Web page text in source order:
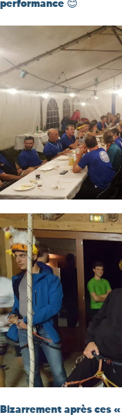
performance 😊
Bizarrement après ces